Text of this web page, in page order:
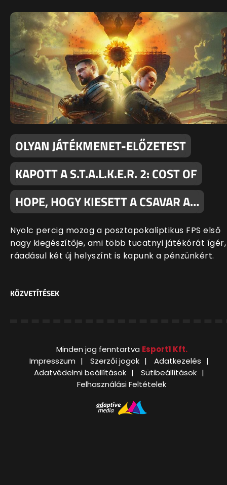
OLYAN JÁTÉKMENET-ELŐZETEST
KAPOTT A S.T.A.L.K.E.R. 2: COST OF
HOPE, HOGY KIESETT A CSAVAR A…
Nyolc percig mozog a posztapokaliptikus FPS első
nagy kiegészítője, ami több tucatnyi játékórát ígér,
ráadásul két új helyszínt is kapunk a pénzünkért.
KÖZVETÍTÉSEK
Minden jog fenntartva Esport1 Kft.
Impresszum
Szerzői jogok
Adatkezelés
Adatvédelmi beállítások
Sütibeállítások
Felhasználási Feltételek